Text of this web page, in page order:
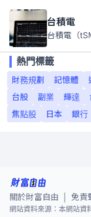
台積電
熱門標籤
財務規劃
記憶體
台股
副業 輝達
焦點股
日本 銀行
關於財富自由 免責
網站資料來源：本網站資